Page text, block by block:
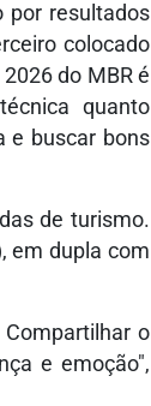
por resultados
colocado
do MBR é
quanto
e buscar bons
de turismo.
em dupla com
o
e emoção",